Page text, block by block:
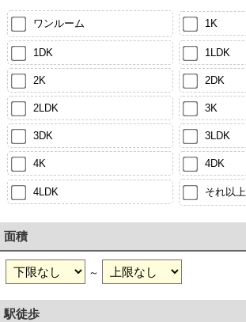
ワンルーム 1K
1DK 1LDK
2K 2DK
2LDK 3K
3DK 3LDK
4K 4DK
4LDK それ以上
面積
～
駅徒歩